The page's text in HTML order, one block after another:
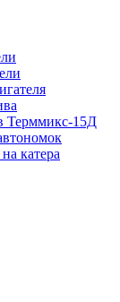
Терммикс-15Д
катера